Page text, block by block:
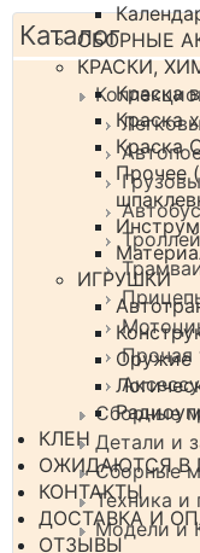
СБОРНЫЕ
КРАСКИ,
Краска
Краска
Краска
Прочее
ИГРУШКИ
Оружие
КЛЕН
ОЖИДАЮТСЯ В
КОНТАКТЫ
ДОСТАВКА И
ОТЗЫВЫ
Каталог
Прочая
Сборные
Детали и
Сборные
Техника и
Модели и